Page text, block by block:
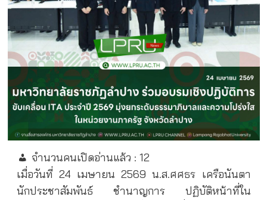
จำนวนคนเปิดอ่านแล้ว : 12
เมื่อวันที่ 24 เมษายน 2569 น.ส.ศศธร เครือนันตา
นักประชาสัมพันธ์ ชำนาญการ ปฏิบัติหน้าที่ใน